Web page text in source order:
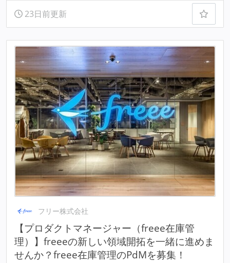
23日前更新
フリー株式会社
【プロダクトマネージャー（freee在庫管
理）】freeeの新しい領域開拓を一緒に進めま
せんか？freee在庫管理のPdMを募集！